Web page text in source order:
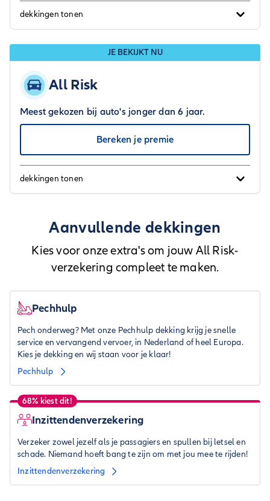
dekkingen tonen
JE BEKIJKT NU
All Risk
Meest gekozen bij auto's jonger dan 6 jaar.
Bereken je premie
dekkingen tonen
Aanvullende dekkingen
Kies voor onze extra's om jouw All Risk-
verzekering compleet te maken.
Pechhulp
Pech onderweg? Met onze Pechhulp dekking krijg je snelle
service en vervangend vervoer, in Nederland of heel Europa.
Kies je dekking en wij staan voor je klaar!
Pechhulp
68% kiest dit!
Inzittendenverzekering
Verzeker zowel jezelf als je passagiers en spullen bij letsel en
schade. Niemand hoeft bang te zijn om met jou mee te rijden!
Inzittendenverzekering